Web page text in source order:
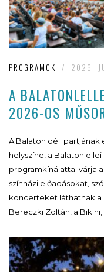
PROGRAMOK / 2026.
A
2026-OS
A Balaton déli
helyszíne, a
programkínálattal várja
színházi előadásokat,
koncerteket láthatnak a
Bereczki Zoltán, a Bikini,